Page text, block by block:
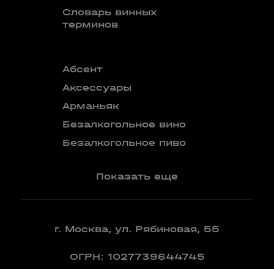
Словарь винных
терминов
Абсент
Аксессуары
Арманьяк
Безалкогольное вино
Безалкогольное пиво
Показать еще
г. Москва, ул. Рябиновая, 55
ОГРН: 1027739644745